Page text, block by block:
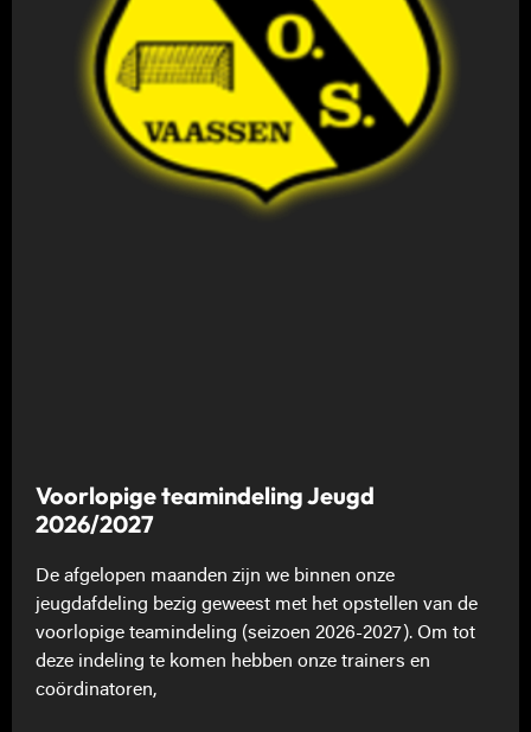
Voorlopige teamindeling Jeugd
2026/2027
De afgelopen maanden zijn we binnen onze
jeugdafdeling bezig geweest met het opstellen van de
voorlopige teamindeling (seizoen 2026-2027). Om tot
deze indeling te komen hebben onze trainers en
coördinatoren,